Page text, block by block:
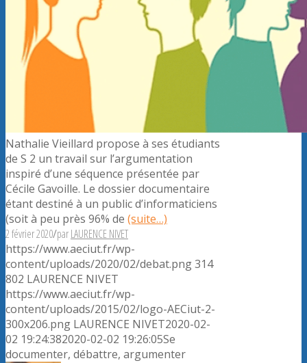
Nathalie Vieillard propose à ses étudiants
de S 2 un travail sur l’argumentation
inspiré d’une séquence présentée par
Cécile Gavoille. Le dossier documentaire
étant destiné à un public d’informaticiens
(soit à peu près 96% de (suite…)
2 février 2020/parLAURENCE NIVET
https://www.aeciut.fr/wp-
content/uploads/2020/02/debat.png314
802 LAURENCE NIVET
https://www.aeciut.fr/wp-
content/uploads/2015/02/logo-AECiut-2-
300x206.png LAURENCE NIVET2020-02-
02 19:24:382020-02-02 19:26:05Se
documenter, débattre, argumenter